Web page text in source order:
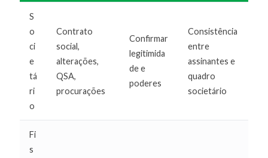
S
o
ci
e
tá
ri
o
Contrato
social,
alterações,
QSA,
procurações
Confirmar
legitimida
de e
poderes
Consistência
entre
assinantes e
quadro
societário
Fi
s